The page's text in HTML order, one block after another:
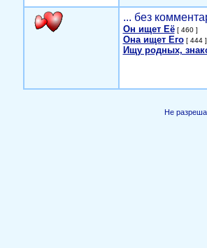
... без
Он ищет Её[ 460 ]
Она ищет Его[ 444 ]
Ищу родных,
Не